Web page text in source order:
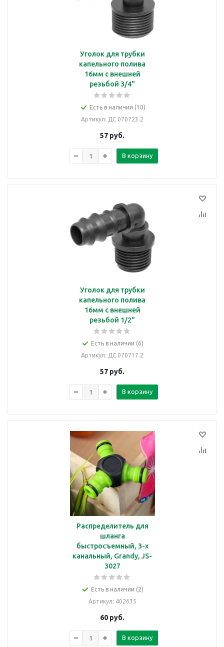
Уголок для трубки
капельного полива
16мм с внешней
резьбой 3/4"
Есть в наличии (10)
Артикул: ДС 070723.2
57 руб.
В корзину
Уголок для трубки
капельного полива
16мм с внешней
резьбой 1/2"
Есть в наличии (6)
Артикул: ДС 070717.2
57 руб.
В корзину
Распределитель для
шланга
быстросъемный, 3-х
канальный, Grandy, JS-
3027
Есть в наличии (2)
Артикул: 402635
60 руб.
В корзину